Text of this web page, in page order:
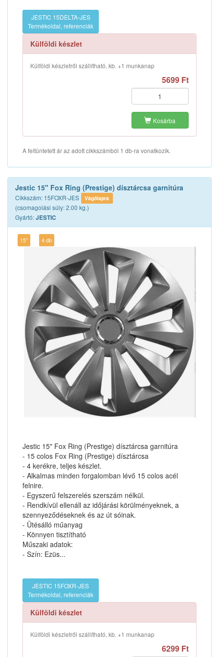
JESTIC 15DELTA-JES
Termékoldal, referenciák
Külföldi készlet
Külföldi készletről szállítható, kb. +1 munkanap
5699 Ft
Kosárba
A feltüntetett ár az adott cikkszámból 1 db-ra vonatkozik.
Jestic 15" Fox Ring (Prestige) dísztárcsa garnitúra
Cikkszám: 15FOXR-JES Vágólapra
(csomagolási súly: 2.00 kg.)
Gyártó:JESTIC
15" 4 db
Jestic 15" Fox Ring (Prestige) dísztárcsa garnitúra
- 15 colos Fox Ring (Prestige) dísztárcsa
- 4 kerékre, teljes készlet.
- Alkalmas minden forgalomban lévő 15 colos acél
felnire.
- Egyszerű felszerelés szerszám nélkül.
- Rendkívül ellenáll az időjárási körülményeknek, a
szennyeződéseknek és az út sóinak.
- Ütésálló műanyag
- Könnyen tisztítható
Műszaki adatok:
- Szín: Ezüs...
JESTIC 15FOXR-JES
Termékoldal, referenciák
Külföldi készlet
Külföldi készletről szállítható, kb. +1 munkanap
6299 Ft